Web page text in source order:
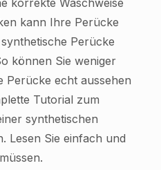
korrekte Waschweise
kann Ihre Perücke
Perücke
können Sie weniger
Perücke echt aussehen
Tutorial zum
synthetischen
Lesen Sie einfach und